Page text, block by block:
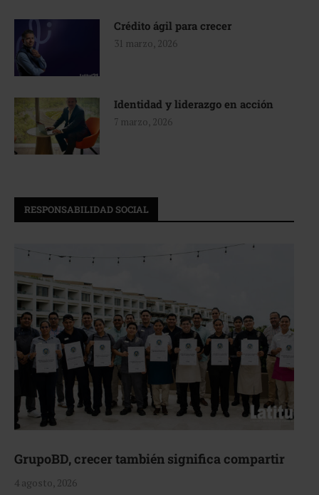
Crédito ágil para crecer
31 marzo, 2026
Identidad y liderazgo en acción
7 marzo, 2026
RESPONSABILIDAD SOCIAL
GrupoBD, crecer también significa compartir
4 agosto, 2026